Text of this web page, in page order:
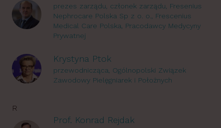
prezes zarządu, członek zarządu, Fresenius
Nephrocare Polska Sp z o. o., Frescenius
Medical Care Polska, Pracodawcy Medycyny
Prywatnej
Krystyna Ptok
przewodnicząca, Ogólnopolski Związek
Zawodowy Pielęgniarek i Położnych
R
Prof. Konrad Rejdak